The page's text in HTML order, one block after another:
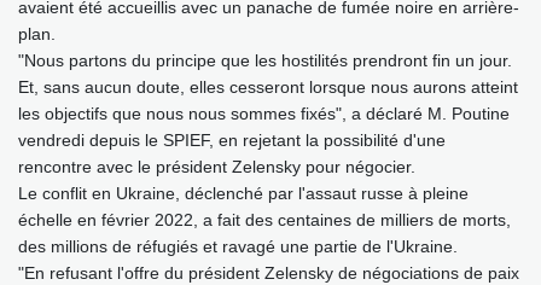
avaient été accueillis avec un panache de fumée noire en arrière-
plan.
"Nous partons du principe que les hostilités prendront fin un jour.
Et, sans aucun doute, elles cesseront lorsque nous aurons atteint
les objectifs que nous nous sommes fixés", a déclaré M. Poutine
vendredi depuis le SPIEF, en rejetant la possibilité d'une
rencontre avec le président Zelensky pour négocier.
Le conflit en Ukraine, déclenché par l'assaut russe à pleine
échelle en février 2022, a fait des centaines de milliers de morts,
des millions de réfugiés et ravagé une partie de l'Ukraine.
"En refusant l'offre du président Zelensky de négociations de paix